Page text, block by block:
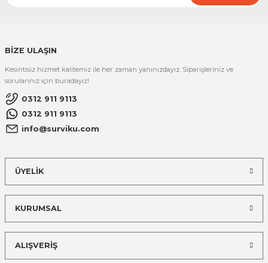
BİZE ULAŞIN
Kesintisiz hizmet kalitemiz ile her zaman yanınızdayız. Siparişleriniz ve
sorularınız için buradayız!
0312 911 9113
0312 911 9113
info@surviku.com
ÜYELİK
KURUMSAL
ALIŞVERİŞ